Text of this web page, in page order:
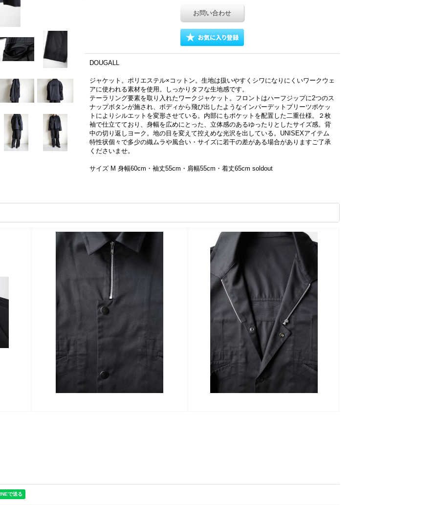
お問い合わせ
DOUGALL
ジャケット。ポリエステル×コットン。生地は扱いやすくシワになりにくいワークウェ
アに使われる素材を使用。しっかりタフな生地感です。
テーラリング要素を取り入れたワークジャケット。フロントはハーフジップに2つのス
ナップボタンが施され、ボディから飛び出したようなインパーデットプリーツポケッ
トによりシルエットを変形させている。内部にもポケットを配置した二重仕様。２枚
袖で仕立てており、身幅を広めにとった、立体感のあるゆったりとしたサイズ感。背
中の切り返しヨーク。地の目を変えて控えめな光沢を出している。UNISEXアイテム
特性状個々で多少の織ムラや風合い・サイズに若干の差がある場合がありますご了承
くださいませ。
サイズ M 身幅60cm・袖丈55cm・肩幅55cm・着丈65cm soldout